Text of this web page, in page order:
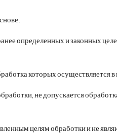
определенных и законных
которых осуществляется
не допускается
целям обработки и не